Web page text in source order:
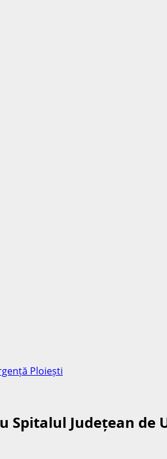
Ploiești
Spitalul Județean de